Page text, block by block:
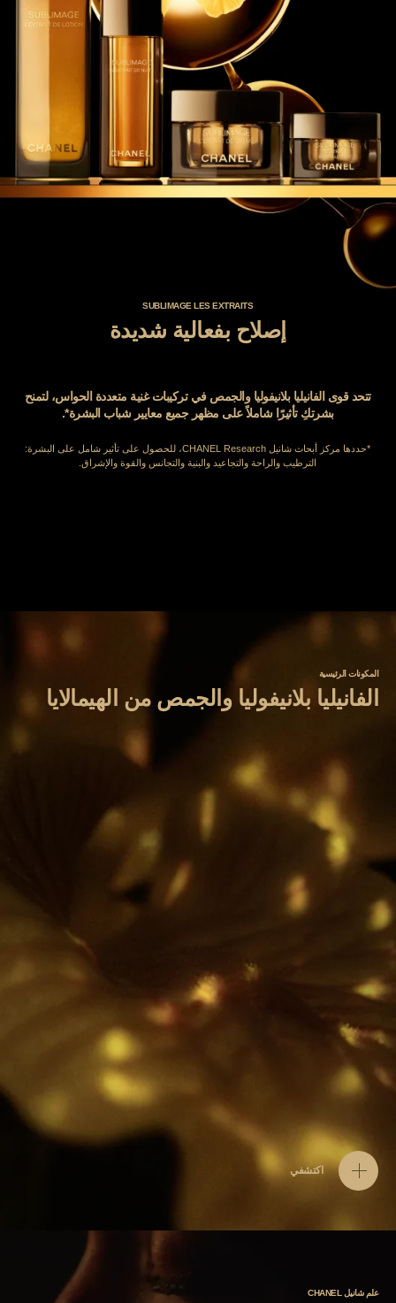
SUBLIMAGE LES EXTRAITS
إصلاح بفعالية شديدة
تتحد قوى الفانيليا بلانيفوليا والجمص في تركيبات غنية متعددة الحواس، لتمنح
بشرتكِ تأثيرًا شاملاً على مظهر جميع معايير شباب البشرة*.
*حددها مركز أبحاث شانيل CHANEL Research، للحصول على تأثير شامل على البشرة:
الترطيب والراحة والتجاعيد والبنية والتجانس والقوة والإشراق.
المكونات الرئيسية
الفانيليا بلانيفوليا والجمص من الهيمالايا
اكتشفي
علم شانيل CHANEL